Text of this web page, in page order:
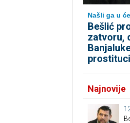
Našli ga u
Bešlić
zatvoru,
Najnovije